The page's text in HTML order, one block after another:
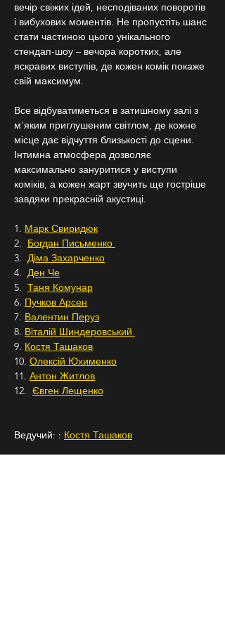
вечір свіжих ідей, несподіваних поворотів
і вибухових моментів. Не пропустіть шанс
стати частиною цього унікального
стендап-шоу – вечора коротких, але
яскравих виступів, де кожен комік покаже
свій максимум.
Все відбуватиметься в затишному залі з
м'яким приглушеним світлом, де кожне
місце дає відчуття близькості до сцени.
Інтимна атмосфера дозволяє
максимально зануритися у виступи
коміків, а кожен жарт звучить ще гостріше
завдяки прекрасній акустиці.
1. Марк Свиридюк
2. Богдан Письменко
3. Діма Захарченко
4. Ден Че
5. Таня Комунар
6. Пучков Арсен
7. Валентин Перуз
8. Віталій Шиндеровський
9. Костя Ташаков
10. Олексій Юхименко
11. Антон Житлов
12. Євген Лещенко
Ведучий: : Костя Ташаков